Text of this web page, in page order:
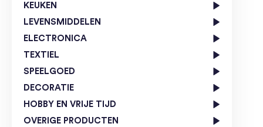
KEUKEN
LEVENSMIDDELEN
ELECTRONICA
TEXTIEL
SPEELGOED
DECORATIE
HOBBY EN VRIJE TIJD
OVERIGE PRODUCTEN